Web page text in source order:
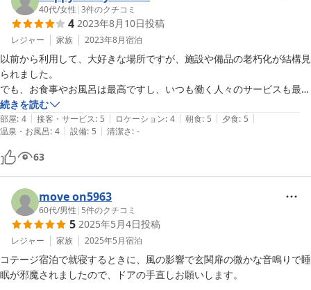
40代/女性 |3件のクチコミ
4 2023年8月10日投稿
レジャー 家族 2023年8月宿泊
以前から利用して、大好きな場所ですが、施設や備品の老朽化が結構見
られました。
でも、お食事やお風呂は最高ですし、いつも働く人々のサービスも最高
です。
2026年にはゴルフの大会で使用されるとの事ですが、落ち着いたらま
た来ますのでよろしくお願いします。
続きを読む
部屋: 4 | 接客・サービス: 5 | ロケーション: 4 | 朝食: 5 | 夕食: 5 |
温泉・お風呂: 4 | 設備: 5 | 清潔さ: -
63
move on5963
60代/男性 | 5件のクチコミ
5 2025年5月4日投稿
レジャー 家族 2025年5月宿泊
コテージ宿泊で就寝するときに、風の影響で玄関扉の微かな音鳴りで睡
眠が邪魔されましたので、ドアの手直しお願いします。